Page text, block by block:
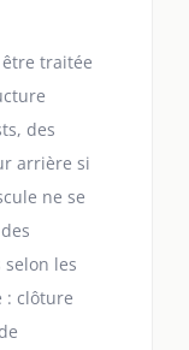
traitée
des
arrière si
ne se
les
: clôture